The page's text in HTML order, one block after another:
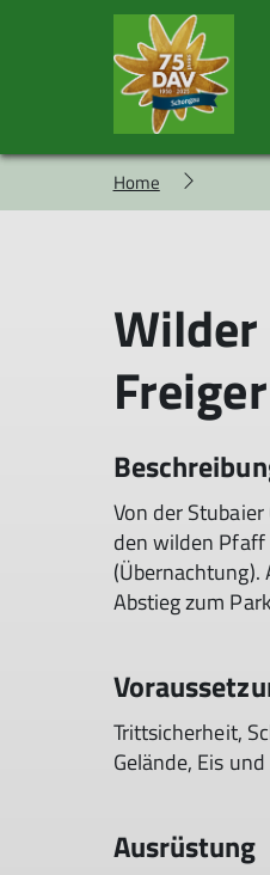
Home
Von der
den wilden
Abstieg zum
Trittsicherheit,
Gelände, Eis
Ausrüstung